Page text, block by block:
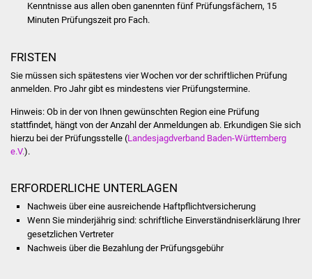
Soziale Einrichtungen
Lokale Agenda
Jugendhaus
Fachteam Jugend
Familienzentrum
Stadtwerke
Suenergie
Kenntnisse aus allen oben ganennten fünf Prüfungsfächern, 15
Minuten Prüfungszeit pro Fach.
FRISTEN
Sie müssen sich spätestens vier Wochen vor der schriftlichen Prüfung
anmelden. Pro Jahr gibt es mindestens vier Prüfungstermine.
Hinweis: Ob in der von Ihnen gewünschten Region eine Prüfung
stattfindet, hängt von der Anzahl der Anmeldungen ab. Erkundigen Sie sich
hierzu bei der Prüfungsstelle (Landesjagdverband Baden-Württemberg
e.V.).
ERFORDERLICHE UNTERLAGEN
Nachweis über eine ausreichende Haftpflichtversicherung
Wenn Sie minderjährig sind: schriftliche Einverständniserklärung Ihrer
gesetzlichen Vertreter
Nachweis über die Bezahlung der Prüfungsgebühr